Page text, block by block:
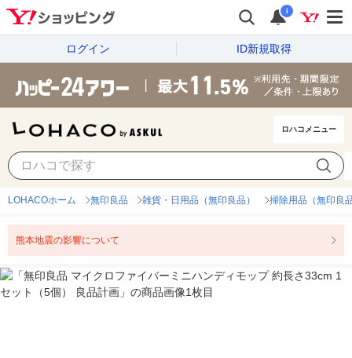
i
ログイン ID新規取得
ロハコメニュー
LOHACOホーム 無印良品 雑貨・日用品（無印良品） 掃除用品（無印良
熊本地震の影響について